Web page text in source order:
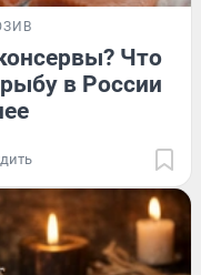
Что
в России